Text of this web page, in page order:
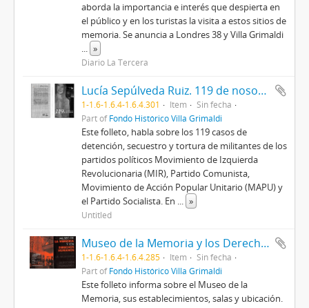
aborda la importancia e interés que despierta en
el público y en los turistas la visita a estos sitios de
memoria. Se anuncia a Londres 38 y Villa Grimaldi
... »
Diario La Tercera
Lucía Sepúlveda Ruiz. 119 de nosotros
1-1.6-1.6.4-1.6.4.301 Item
Sin fecha
Part ofFondo Histórico Villa Grimaldi
Este folleto, habla sobre los 119 casos de
detención, secuestro y tortura de militantes de los
partidos políticos Movimiento de Izquierda
Revolucionaria (MIR), Partido Comunista,
Movimiento de Acción Popular Unitario (MAPU) y
el Partido Socialista. En ... »
Untitled
Museo de la Memoria y los Derechos Humanos
1-1.6-1.6.4-1.6.4.285 Item
Sin fecha
Part ofFondo Histórico Villa Grimaldi
Este folleto informa sobre el Museo de la
Memoria, sus establecimientos, salas y ubicación.